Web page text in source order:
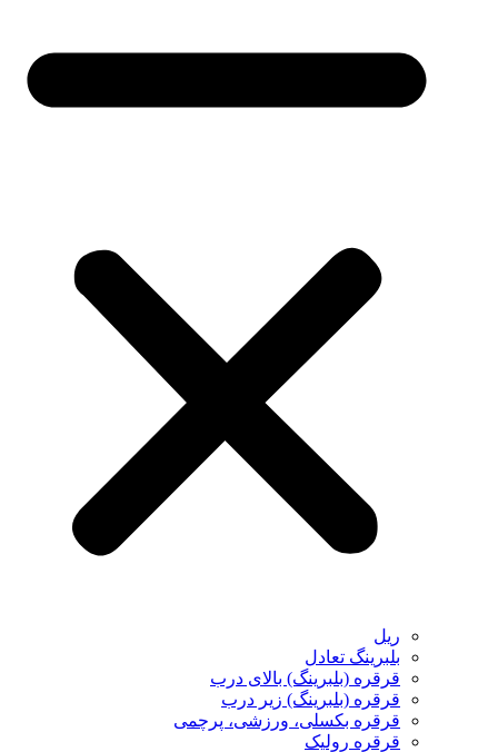
ریل
بلبرینگ تعادل
قرقره (بلبرینگ) بالای درب
قرقره (بلبرینگ) زیر درب
قرقره بکسلی، ورزشی، پرچمی
قرقره رولیک